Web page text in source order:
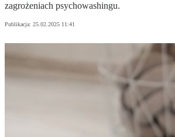
zagrożeniach psychowashingu.
Publikacja: 25.02.2025 11:41